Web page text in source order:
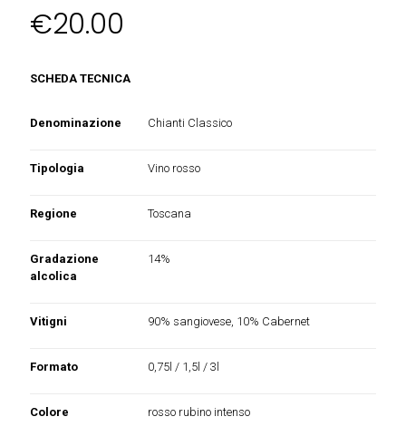
€20.00
SCHEDA TECNICA
Denominazione Chianti Classico
Tipologia Vino rosso
Regione Toscana
Gradazione
alcolica
14%
Vitigni 90% sangiovese, 10% Cabernet
Formato 0,75l / 1,5l / 3l
Colore rosso rubino intenso